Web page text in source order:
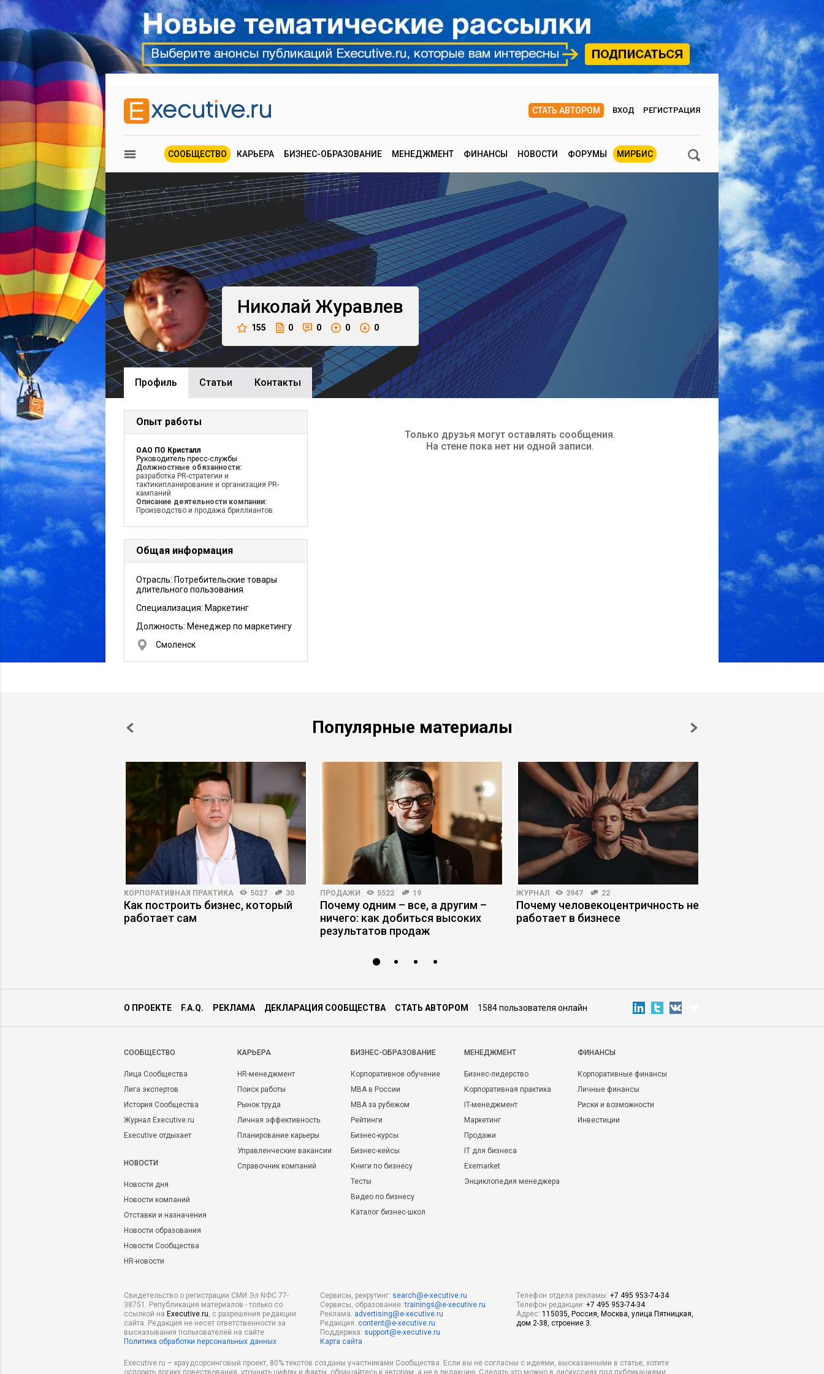
СТАТЬ АВТОРОМ ВХОД РЕГИСТРАЦИЯ
СООБЩЕСТВО КАРЬЕРА БИЗНЕС-ОБРАЗОВАНИЕ МЕНЕДЖМЕНТ ФИНАНСЫ НОВОСТИ ФОРУМЫ МИРБИС
Николай Журавлев
155 0 0 0 0
Профиль Cтатьи Контакты
Опыт работы
ОАО ПО Кристалл
Руководитель пресс-службы
Должностные обязанности:
разработка PR-стратегии и
тактикипланирование и организация PR-
кампаний
Описание деятельности компании:
Производство и продажа бриллиантов.
Общая информация
Отрасль: Потребительские товары
длительного пользования
Специализация: Маркетинг
Должность: Менеджер по маркетингу
Смоленск
Только друзья могут оставлять сообщения.
На стене пока нет ни одной записи.
Популярные материалы
КОРПОРАТИВНАЯ ПРАКТИКА 5027 30
Как построить бизнес, который
работает сам
ПРОДАЖИ 5522 19
Почему одним – все, а другим –
ничего: как добиться высоких
результатов продаж
ЖУРНАЛ 3947 22
Почему человекоцентричность не
работает в бизнесе
О ПРОЕКТЕ F.A.Q. РЕКЛАМА ДЕКЛАРАЦИЯ СООБЩЕСТВА СТАТЬ АВТОРОМ 1584 пользователя онлайн
CООБЩЕСТВО
Лица Сообщества
Лига экспертов
История Сообщества
Журнал Executive.ru
Executive отдыхает
НОВОСТИ
Новости дня
Новости компаний
Отставки и назначения
Новости образования
Новости Сообщества
HR-новости
КАРЬЕРА
HR-менеджмент
Поиск работы
Рынок труда
Личная эффективность
Планирование карьеры
Управленческие вакансии
Справочник компаний
БИЗНЕС-ОБРАЗОВАНИЕ
Корпоративное обучение
MBA в России
MBA за рубежом
Рейтинги
Бизнес-курсы
Бизнес-кейсы
Книги по бизнесу
Тесты
Видео по бизнесу
Каталог бизнес-школ
МЕНЕДЖМЕНТ
Бизнес-лидерство
Корпоративная практика
IT-менеджмент
Маркетинг
Продажи
IT для бизнеса
Exemarket
Энциклопедия менеджера
ФИНАНСЫ
Корпоративные финансы
Личные финансы
Риски и возможности
Инвестиции
Свидетельство о регистрации СМИ Эл NФС 77-
38751. Републикация материалов - только со
ссылкой на Executive.ru, с разрешения редакции
сайта. Редакция не несет ответственности за
высказывания пользователей на сайте.
Политика обработки персональных данных
Сервисы, рекрутинг: search@e-xecutive.ru
Сервисы, образование:trainings@e-xecutive.ru
Реклама: advertising@e-xecutive.ru
Редакция: content@e-xecutive.ru
Поддержка: support@e-xecutive.ru
Карта сайта
Телефон отдела рекламы: +7 495 953-74-34
Телефон редакции: +7 495 953-74-34
Адрес: 115035, Россия, Москва, улица Пятницкая,
дом 2-38, строение 3.
Executive.ru – краудсорсинговый проект, 80% текстов созданы участниками Сообщества. Если вы не согласны с идеями, высказанными в статье, хотите
оспорить логику повествования, уточнить цифры и факты, обращайтесь к авторам, а не в редакцию. Сделать это можно в дискуссиях под публикациями.